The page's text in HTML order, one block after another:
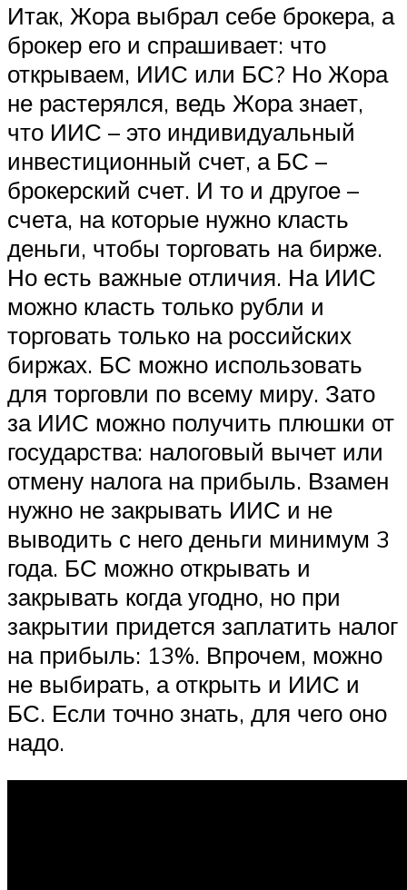
Итак, Жора выбрал себе брокера, а
брокер его и спрашивает: что
открываем, ИИС или БС? Но Жора
не растерялся, ведь Жора знает,
что ИИС – это индивидуальный
инвестиционный счет, а БС –
брокерский счет. И то и другое –
счета, на которые нужно класть
деньги, чтобы торговать на бирже.
Но есть важные отличия. На ИИС
можно класть только рубли и
торговать только на российских
биржах. БС можно использовать
для торговли по всему миру. Зато
за ИИС можно получить плюшки от
государства: налоговый вычет или
отмену налога на прибыль. Взамен
нужно не закрывать ИИС и не
выводить с него деньги минимум 3
года. БС можно открывать и
закрывать когда угодно, но при
закрытии придется заплатить налог
на прибыль: 13%. Впрочем, можно
не выбирать, а открыть и ИИС и
БС. Если точно знать, для чего оно
надо.